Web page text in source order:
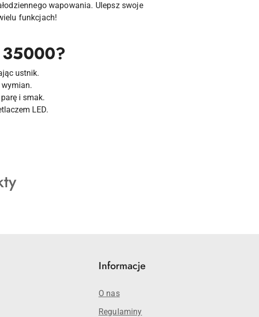
wapowania. Ulepsz swoje
funkcjach!
35000?
ustnik.
wymian.
i smak.
LED.
Informacje
O nas
Regulaminy